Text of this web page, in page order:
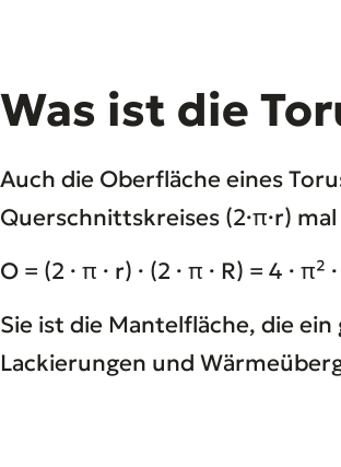
Was ist die
Auch die Oberfläche eines
Querschnittskreises (2·π·r)
O = (2 · π · r) · (2 · π · R) = 4 · π²
Sie ist die Mantelfläche, die
Lackierungen und